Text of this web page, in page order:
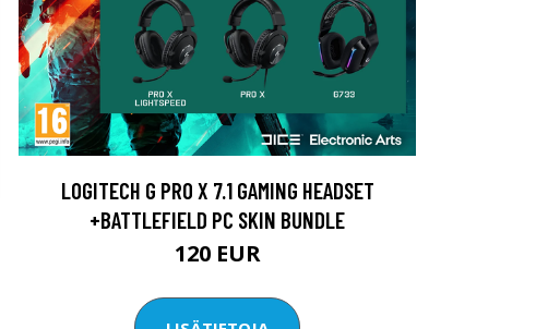
LOGITECH G PRO X 7.1 GAMING HEADSET
+BATTLEFIELD PC SKIN BUNDLE
120 EUR